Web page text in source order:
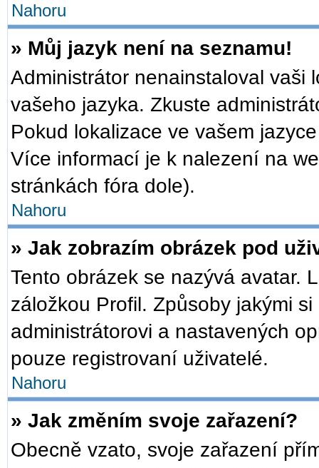
Nahoru
» Můj jazyk není na seznamu!
Administrátor nenainstaloval vaši
vašeho jazyka. Zkuste
Pokud lokalizace ve vašem
Více informací je k nalezení na
stránkách fóra dole).
Nahoru
» Jak zobrazím obrázek pod
Tento obrázek se nazývá avatar.
záložkou Profil. Způsoby jakými
administrátorovi a nastavených
pouze registrovaní uživatelé.
Nahoru
» Jak změním svoje zařazení?
Obecně vzato, svoje zařazení